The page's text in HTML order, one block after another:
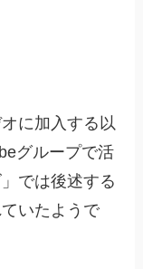
に加入する以
グループで活
では後述する
いたようで